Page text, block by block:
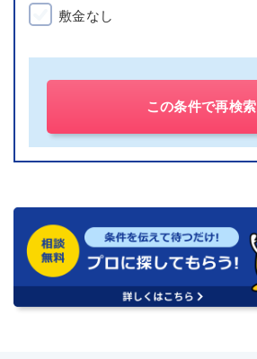
敷金なし
この条件で再検索